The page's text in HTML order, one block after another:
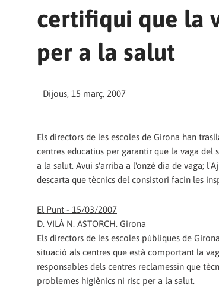
certifiqui que la
per a la salut
Dijous, 15 març, 2007
Els directors de les escoles de Girona han
centres educatius per garantir que la vaga
a la salut. Avui s'arriba a l'onzè dia de vaga;
descarta que tècnics del consistori facin les
El Punt - 15/03/2007
D. VILÀ N. ASTORCH. Girona
Els directors de les escoles públiques de
situació als centres que està comportant la
responsables dels centres reclamessin que
problemes higiènics ni risc per a la salut.